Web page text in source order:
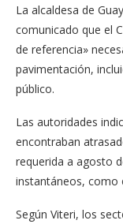
La alcaldesa de
comunicado que el
de referencia»
pavimentación,
público.
Las autoridades
encontraban
requerida a agosto
instantáneos, como
Según Viteri, los